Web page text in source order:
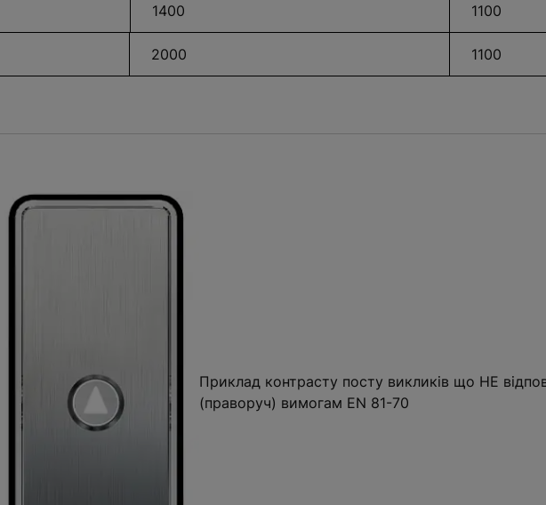
1400 1100
2000 1100
Приклад контрасту посту викликів що НЕ
(праворуч) вимогам EN 81-70